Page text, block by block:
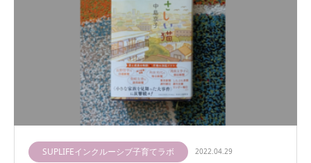
SUPLIFEインクルーシブ子育てラボ 2022.04.29